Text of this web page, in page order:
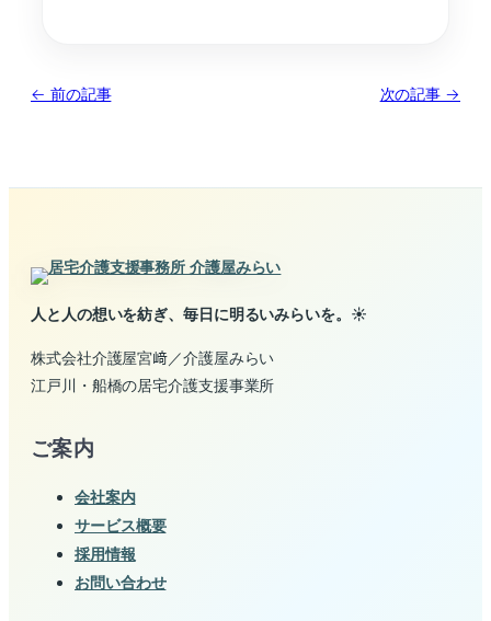
← 前の記事 次の記事 →
人と人の想いを紡ぎ、毎日に明るいみらいを。☀️
株式会社介護屋宮﨑／介護屋みらい
江戸川・船橋の居宅介護支援事業所
ご案内
会社案内
サービス概要
採用情報
お問い合わせ